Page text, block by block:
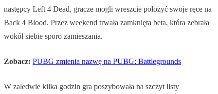
następcy Left 4 Dead, gracze mogli wreszcie położyć swoje ręce na
Back 4 Blood. Przez weekend trwała zamknięta beta, która zebrała
wokół siebie sporo zamieszania.
Zobacz: PUBG zmienia nazwę na PUBG: Battlegrounds
W zaledwie kilka godzin gra poszybowała na szczyt listy